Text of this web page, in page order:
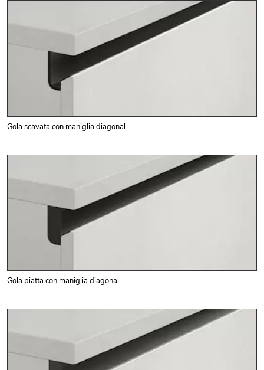
Gola scavata con maniglia diagonal
Gola piatta con maniglia diagonal